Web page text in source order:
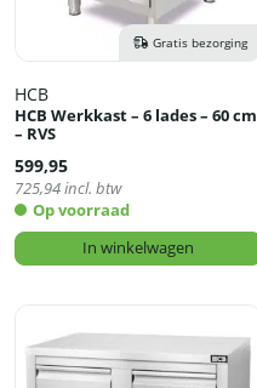
Gratis bezorging
HCB
HCB Werkkast – 6 lades – 60 cm
– RVS
599,95
725,94incl. btw
Op voorraad
In winkelwagen